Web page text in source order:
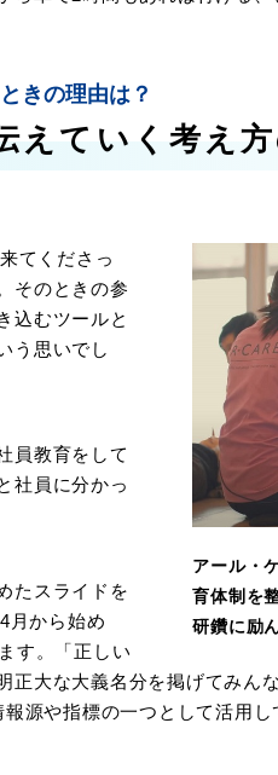
きの理由は？
えていく考え
アール・
育体制を
研鑽に励
てくださっ
そのときの参
込むツールと
う思いでし
員教育をして
社員に分かっ
たスライドを
月から始め
す。「正しい
正大な大義名分を掲げてみん
源や指標の一つとして活用し